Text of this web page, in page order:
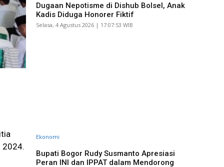
2024.
Dugaan Nepotisme di Dishub Bolsel, Anak
Kadis Diduga Honorer Fiktif
Selasa, 4 Agustus 2026 | 17:07:53 WIB
Ekonomi
Bupati Bogor Rudy Susmanto Apresiasi
Peran INI dan IPPAT dalam Mendorong